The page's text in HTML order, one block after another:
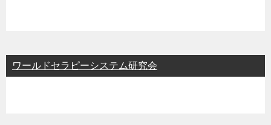
ワールドセラピーシステム研究会